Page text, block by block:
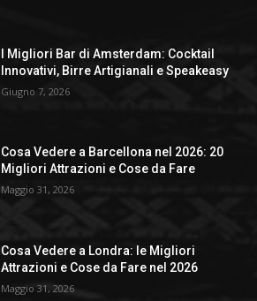
I Migliori Bar di Amsterdam: Cocktail
Innovativi, Birre Artigianali e Speakeasy
Giugno 7, 2026
Cosa Vedere a Barcellona nel 2026: 20
Migliori Attrazioni e Cose da Fare
Maggio 31, 2026
Cosa Vedere a Londra: le Migliori
Attrazioni e Cose da Fare nel 2026
Maggio 31, 2026